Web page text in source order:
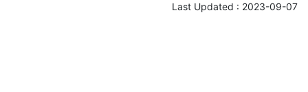
Last Updated : 2023-09-07